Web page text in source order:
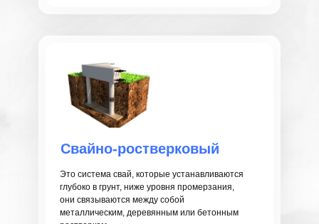
Это система свай, которые устанавливаются
глубоко в грунт, ниже уровня промерзания,
они связываются между собой
металлическим, деревянным или бетонным
Свайно-ростверковый